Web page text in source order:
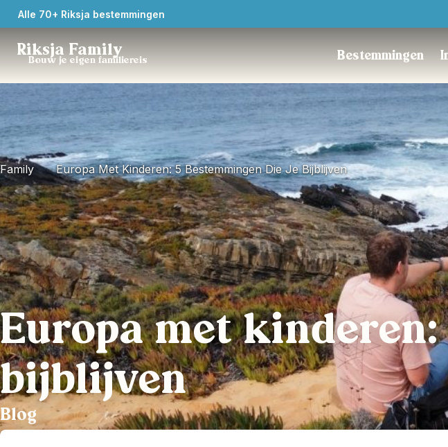
Alle 70+ Riksja bestemmingen
Riksja Family
Bouw je eigen familiereis Bestemmingen
Family Europa Met Kinderen: 5 Bestemmingen Die Je Bijblijven
Europa met
bijblijven
Blog